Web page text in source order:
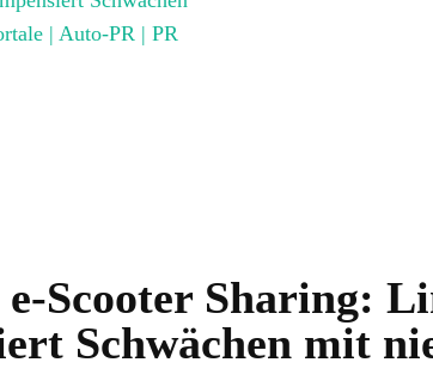
| Auto-PR | PR
Scooter Sharing:
Schwächen mit